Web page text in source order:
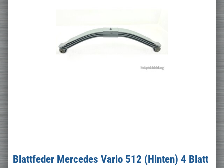
Blattfeder Mercedes Vario 512 (Hinten) 4 Blatt